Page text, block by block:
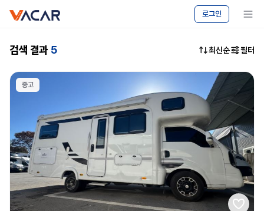
로그인
메뉴 보기
마켓
캠핑카
승용차
매매
검색 결과 5 최신순 필터
중고